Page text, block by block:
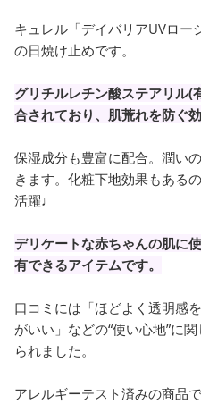
キュレル「デイバリアUVロー
の日焼け止めです。
グリチルレチン酸ステアリル(
合されており、肌荒れを防ぐ効
保湿成分も豊富に配合。潤い
きます。化粧下地効果もある
活躍♩
デリケートな赤ちゃんの肌に
有できるアイテムです。
口コミには「ほどよく透明感
がいい」などの“使い心地”に
られました。
アレルギーテスト済みの商品